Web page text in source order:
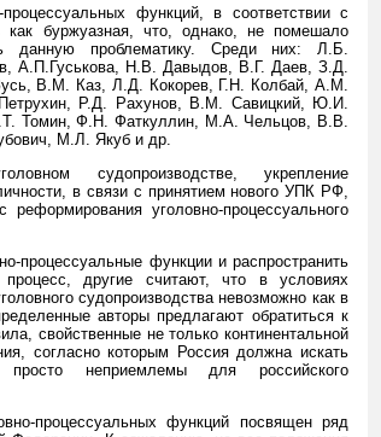
функций, в соответствии с
как буржуазная, что, однако, не помешало
данную проблематику. Среди них: Л.Б.
А.П.Гуськова, Н.В. Давыдов, В.Г. Даев, З.Д.
В.М. Каз, Л.Д. Кокорев, Г.Н. Колбай, A.M.
Р.Д. Рахунов, В.М. Савицкий, Ю.И.
Томин, Ф.Н. Фаткуллин, М.А. Чельцов, В.В.
М.Л. Якуб и др.
судопроизводстве, укрепление
в связи с принятием нового УПК РФ,
уголовно-процессуального
процессуальные функции и распространить
другие считают, что в условиях
судопроизводства невозможно как в
авторы предлагают обратиться к
свойственные не только континентальной
согласно которым Россия должна искать
неприемлемы для российского
процессуальных функций посвящен ряд